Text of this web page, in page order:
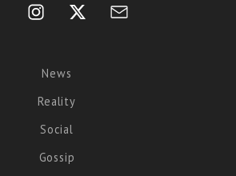
News
Reality
Social
Gossip